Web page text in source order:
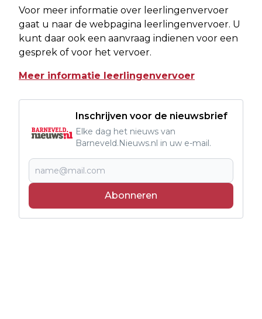
Voor meer informatie over leerlingenvervoer
gaat u naar de webpagina leerlingenvervoer. U
kunt daar ook een aanvraag indienen voor een
gesprek of voor het vervoer.
Meer informatie leerlingenvervoer
Inschrijven voor de nieuwsbrief
Elke dag het nieuws van
Barneveld.Nieuws.nl in uw e-mail.
Abonneren